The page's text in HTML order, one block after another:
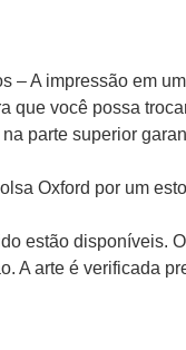
– A impressão em
que você possa
parte superior
Oxford por um
estão disponíveis.
A arte é verificada